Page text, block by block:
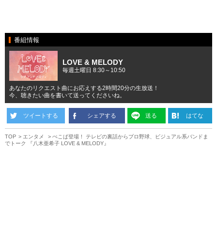
番組情報
LOVE & MELODY
毎週土曜日 8:30～10:50
あなたのリクエスト曲にお応えする2時間20分の生放送！
今、聴きたい曲を書いて送ってくださいね。
ツイートする シェアする 送る はてな
TOP エンタメ
ぺこぱ登場！ テレビの裏話からプロ野球、ビジュアル系バンドま
でトーク 『八木亜希子 LOVE & MELODY』